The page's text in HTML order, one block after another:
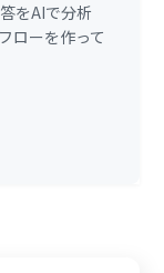
をAIで分析
ローを作って